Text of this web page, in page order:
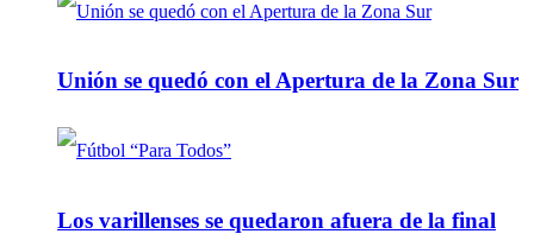
Unión se quedó con el Apertura de la Zona Sur
Los varillenses se quedaron afuera de la final